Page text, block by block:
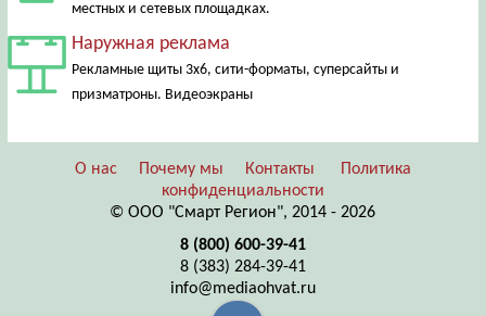
местных и сетевых площадках.
Наружная реклама
Рекламные щиты 3х6, сити-форматы, суперсайты и
призматроны. Видеоэкраны
О нас Почему мы Контакты
Политика
конфиденциальности
© ООО "Смарт Регион", 2014 - 2026
8 (800) 600-39-41
8 (383) 284-39-41
info@mediaohvat.ru